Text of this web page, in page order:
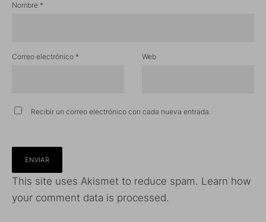
Nombre *
Correo electrónico * Web
Recibir un correo electrónico con cada nueva entrada.
This site uses Akismet to reduce spam. Learn how
your comment data is processed.